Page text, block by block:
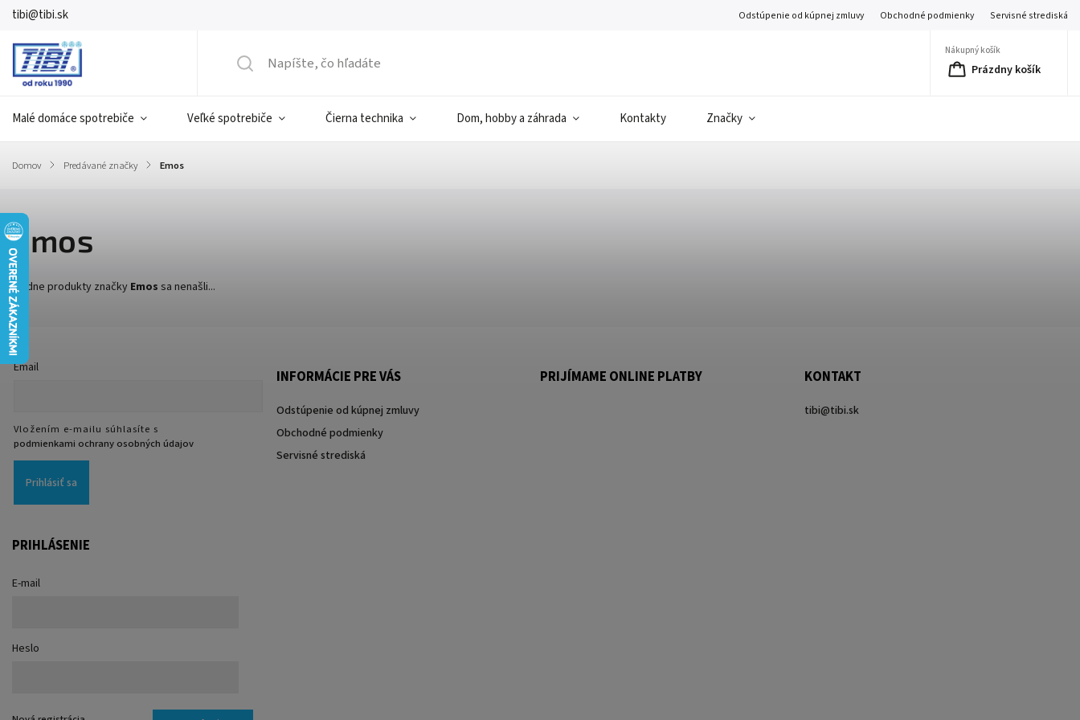
tibi@tibi.sk Odstúpenie od kúpnej zmluvy Obchodné podmienky Servisné strediská
Nákupný košík
Prázdny košík
Malé domáce spotrebiče Veľké spotrebiče Čierna technika Dom, hobby a záhrada Kontakty Značky
Domov / Predávané značky / Emos
Emos
Žiadne produkty značky Emos sa nenašli...
Email
Vložením e-mailu súhlasíte s
podmienkami ochrany osobných údajov
Prihlásiť sa
INFORMÁCIE PRE VÁS
Odstúpenie od kúpnej zmluvy
Obchodné podmienky
Servisné strediská
PRIJÍMAME ONLINE PLATBY KONTAKT
tibi@tibi.sk
PRIHLÁSENIE
E-mail
Heslo